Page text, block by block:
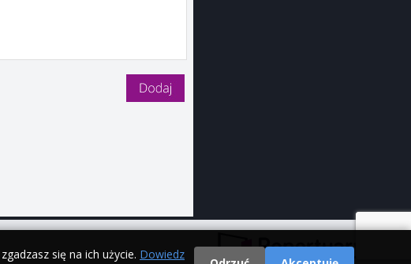
się na ich użycie. Dowiedz